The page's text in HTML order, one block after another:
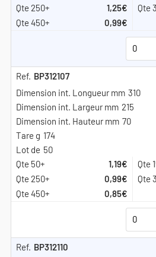
1,25€
0,99€
BP312107
310
215
70
174
50
1,19€
0,99€
0,85€
BP312110